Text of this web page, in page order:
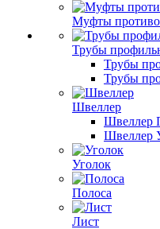
Муфты
Трубы
Трубы
Трубы
Швеллер
Швеллер
Швеллер
Уголок
Полоса
Лист